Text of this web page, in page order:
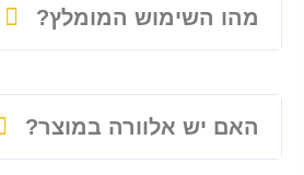
מהו השימוש המומלץ?
האם יש אלוורה במוצר?